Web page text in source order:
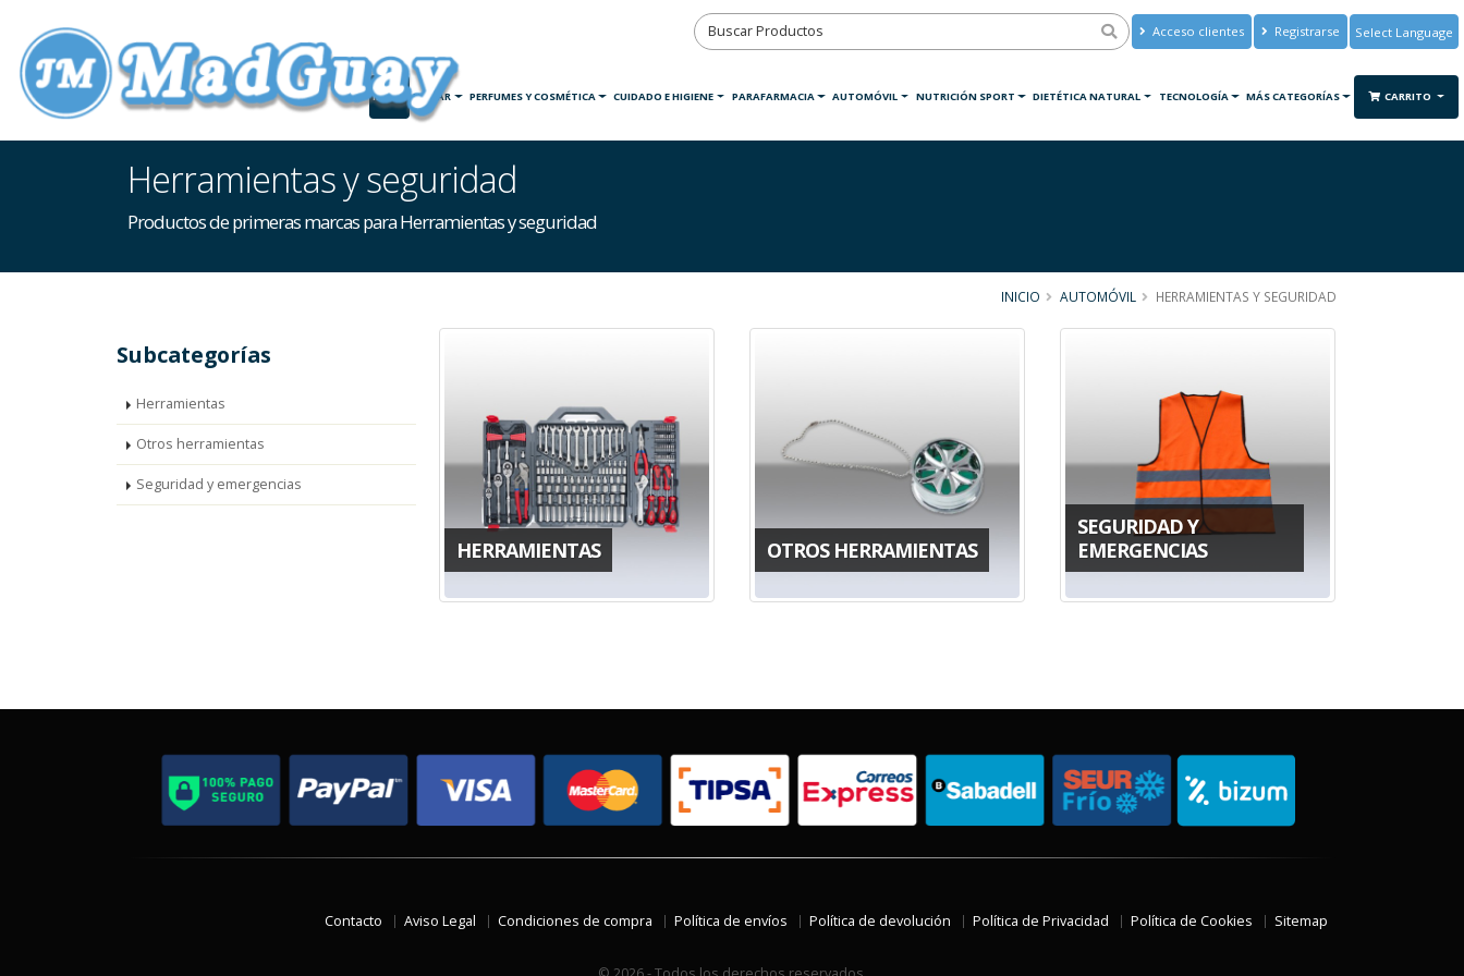
Acceso clientes Registrarse
Translate
INICIO HOGAR PERFUMES Y COSMÉTICA CUIDADO E HIGIENE PARAFARMACIA AUTOMÓVIL NUTRICIÓN SPORT DIETÉTICA NATURAL TECNOLOGÍA MÁS CATEGORÍAS CARRITO
Herramientas y seguridad
Productos de primeras marcas para Herramientas y seguridad
INICIO AUTOMÓVIL HERRAMIENTAS Y SEGURIDAD
Subcategorías
Herramientas
Otros herramientas
Seguridad y emergencias
HERRAMIENTAS OTROS HERRAMIENTAS
SEGURIDAD Y
EMERGENCIAS
Contacto Aviso Legal Condiciones de compra Política de envíos Política de devolución Política de Privacidad Política de Cookies Sitemap